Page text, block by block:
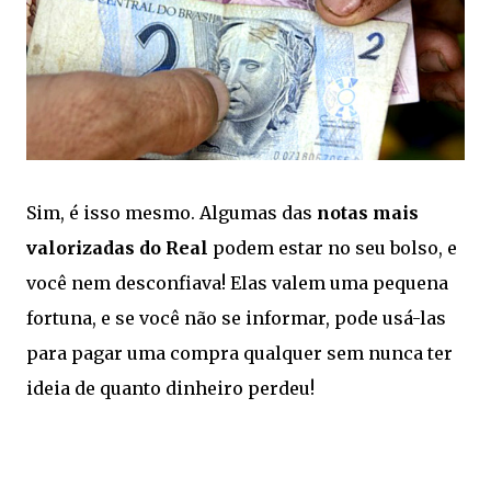
Sim, é isso mesmo. Algumas das notas mais
valorizadas do Real podem estar no seu bolso, e
você nem desconfiava! Elas valem uma pequena
fortuna, e se você não se informar, pode usá-las
para pagar uma compra qualquer sem nunca ter
ideia de quanto dinheiro perdeu!